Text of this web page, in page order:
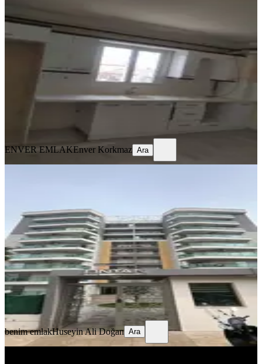
Kiralık Doğalgazlı Daire
Akhisar, Ulu Camii Mahallesi
125 m² 3. Kat·05.08.2026
20.000 ₺
Enver Korkmaz
ENVER EMLAKEnver Korkmaz Ara
Akhisar, Hürriyet Mahallesi
4+1·165 m²·3. Kat·05.08.2026
40.000 ₺
benim emlak Huseyin Ali Doğan
benim emlakHuseyin Ali Doğan Ara